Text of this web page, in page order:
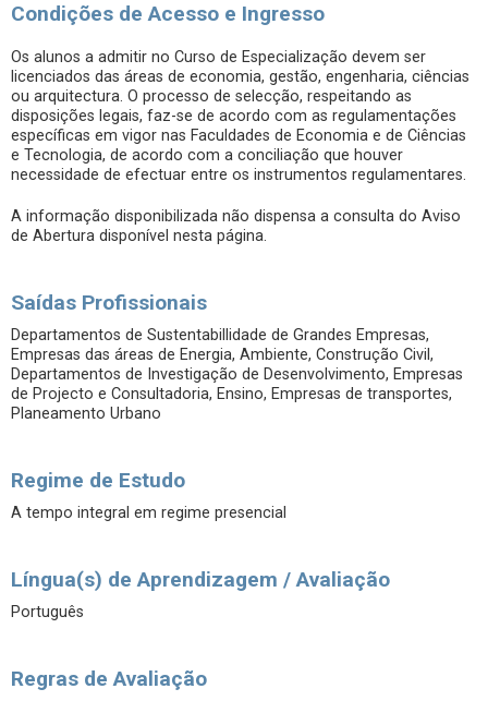
Condições de Acesso e Ingresso
Os alunos a admitir no Curso de Especialização devem ser
licenciados das áreas de economia, gestão, engenharia, ciências
ou arquitectura. O processo de selecção, respeitando as
disposições legais, faz-se de acordo com as regulamentações
específicas em vigor nas Faculdades de Economia e de Ciências
e Tecnologia, de acordo com a conciliação que houver
necessidade de efectuar entre os instrumentos regulamentares.
A informação disponibilizada não dispensa a consulta do Aviso
de Abertura disponível nesta página.
Saídas Profissionais
Departamentos de Sustentabillidade de Grandes Empresas,
Empresas das áreas de Energia, Ambiente, Construção Civil,
Departamentos de Investigação de Desenvolvimento, Empresas
de Projecto e Consultadoria, Ensino, Empresas de transportes,
Planeamento Urbano
Regime de Estudo
A tempo integral em regime presencial
Língua(s) de Aprendizagem / Avaliação
Português
Regras de Avaliação